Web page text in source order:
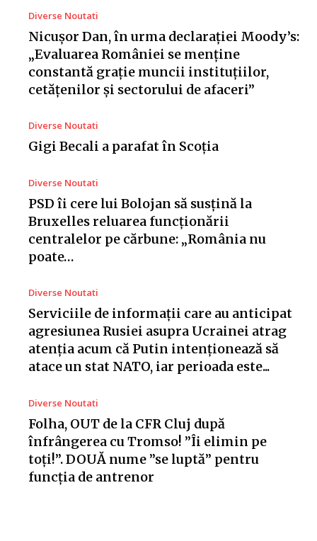
Diverse Noutati
Nicușor Dan, în urma declarației Moody’s:
„Evaluarea României se menține
constantă grație muncii instituțiilor,
cetățenilor și sectorului de afaceri”
Diverse Noutati
Gigi Becali a parafat în Scoția
Diverse Noutati
PSD îi cere lui Bolojan să susțină la
Bruxelles reluarea funcționării
centralelor pe cărbune: „România nu
poate…
Diverse Noutati
Serviciile de informații care au anticipat
agresiunea Rusiei asupra Ucrainei atrag
atenția acum că Putin intenționează să
atace un stat NATO, iar perioada este...
Diverse Noutati
Folha, OUT de la CFR Cluj după
înfrângerea cu Tromso! ”Îi elimin pe
toți!”. DOUĂ nume ”se luptă” pentru
funcția de antrenor